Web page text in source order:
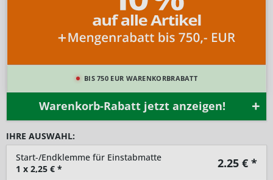
BIS 750 EUR WARENKORBRABATT
Warenkorb-Rabatt jetzt anzeigen!
IHRE AUSWAHL:
Start-/Endklemme für Einstabmatte
1 x 2,25 € * 2.25 € *